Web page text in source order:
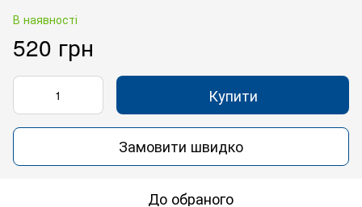
В наявності
520 грн
Купити
Замовити швидко
До обраного